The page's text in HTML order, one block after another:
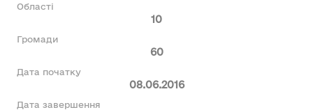
Області
10
Громади
60
Дата початку
08.06.2016
Дата завершення